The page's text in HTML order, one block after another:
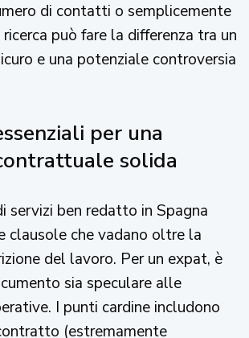
di contatti o semplicemente
può fare la differenza tra un
e una potenziale controversia
per una
solida
servizi ben redatto in Spagna
clausole che vadano oltre la
del lavoro. Per un expat, è
sia speculare alle
I punti cardine includono
(estremamente